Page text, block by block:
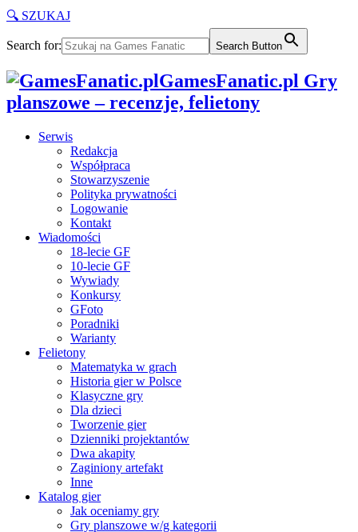
🔍 SZUKAJ
Search for: Search Button
GamesFanatic.pl Gry
planszowe – recenzje, felietony
Serwis
Redakcja
Współpraca
Stowarzyszenie
Polityka prywatności
Logowanie
Kontakt
Wiadomości
18-lecie GF
10-lecie GF
Wywiady
Konkursy
GFoto
Poradniki
Warianty
Felietony
Matematyka w grach
Historia gier w Polsce
Klasyczne gry
Dla dzieci
Tworzenie gier
Dzienniki projektantów
Dwa akapity
Zaginiony artefakt
Inne
Katalog gier
Jak oceniamy gry
Gry planszowe w/g kategorii